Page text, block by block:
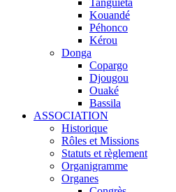
Kouandé
Péhonco
Kérou
Donga
Copargo
Djougou
Ouaké
Bassila
ASSOCIATION
Historique
Rôles et Missions
Statuts et règlement
Organigramme
Organes